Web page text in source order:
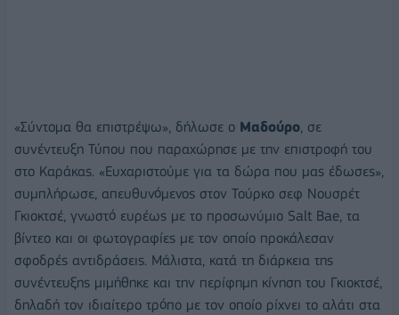
«Σύντομα θα επιστρέψω», δήλωσε ο Μαδούρο, σε
συνέντευξη Τύπου που παραχώρησε με την επιστροφή του
στο Καράκας. «Ευχαριστούμε για τα δώρα που μας έδωσες»,
συμπλήρωσε, απευθυνόμενος στον Τούρκο σεφ Νουσρέτ
Γκιοκτσέ, γνωστό ευρέως με το προσωνύμιο Salt Bae, τα
βίντεο και οι φωτογραφίες με τον οποίο προκάλεσαν
σφοδρές αντιδράσεις. Mάλιστα, κατά τη διάρκεια της
συνέντευξης μιμήθηκε και την περίφημη κίνηση του Γκιοκτσέ,
δηλαδή τον ιδιαίτερο τρόπο με τον οποίο ρίχνει το αλάτι στα